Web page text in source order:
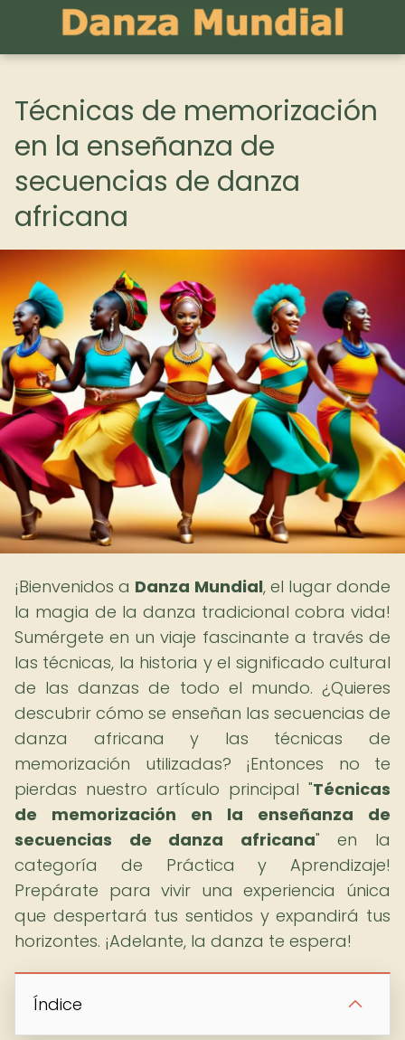
Técnicas de memorización
en la enseñanza de
secuencias de danza
africana
¡Bienvenidos a Danza Mundial, el lugar donde
la magia de la danza tradicional cobra vida!
Sumérgete en un viaje fascinante a través de
las técnicas, la historia y el significado cultural
de las danzas de todo el mundo. ¿Quieres
descubrir cómo se enseñan las secuencias de
danza africana y las técnicas de
memorización utilizadas? ¡Entonces no te
pierdas nuestro artículo principal "Técnicas
de memorización en la enseñanza de
secuencias de danza africana" en la
categoría de Práctica y Aprendizaje!
Prepárate para vivir una experiencia única
que despertará tus sentidos y expandirá tus
horizontes. ¡Adelante, la danza te espera!
Índice